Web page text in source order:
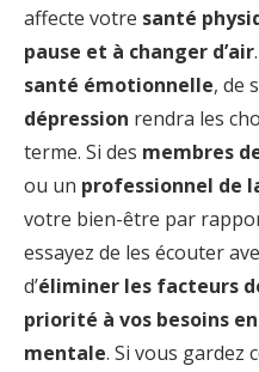
affecte votre santé
pause et à changer d’air
santé émotionnelle, de
dépression rendra les
terme. Si des membres
ou un professionnel de
votre bien-être par
essayez de les écouter
d’éliminer les facteurs
priorité à vos besoins
mentale. Si vous gardez